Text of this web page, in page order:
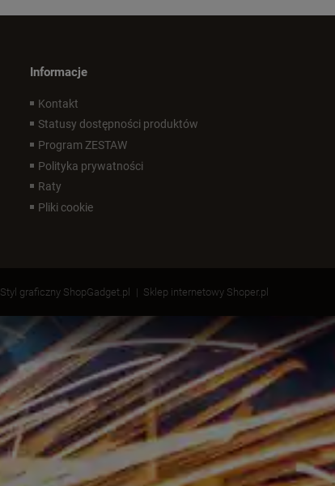
Informacje
Kontakt
Statusy dostępności produktów
Program ZESTAW
Polityka prywatności
Raty
Pliki cookie
Styl graficzny ShopGadget.pl Sklep internetowy Shoper.pl